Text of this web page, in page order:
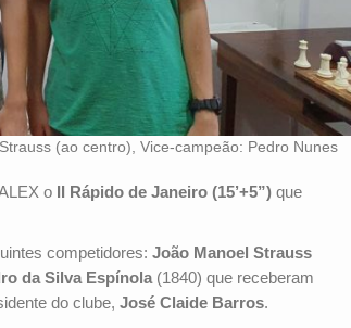
(ao centro), Vice-campeão: Pedro Nunes
o II Rápido de Janeiro (15’+5”) que
competidores: João Manoel Strauss
da Silva Espínola (1840) que receberam
do clube, José Claide Barros.